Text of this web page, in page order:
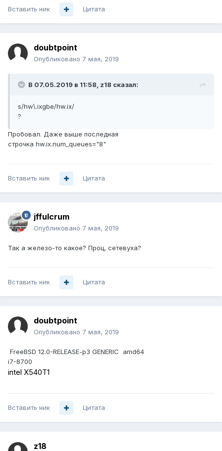
Вставить ник Цитата
doubtpoint
Опубликовано 7 мая, 2019
В 07.05.2019 в 11:58, z18 сказал:
s/hw\.ixgbe/hw.ix/
?
Пробовал. Даже выше последная
строчка hw.ix.num_queues="8"
Вставить ник Цитата
jffulcrum
Опубликовано 7 мая, 2019
Так а железо-то какое? Проц, сетевуха?
Вставить ник Цитата
doubtpoint
Опубликовано 7 мая, 2019
FreeBSD 12.0-RELEASE-p3 GENERIC amd64
i7-8700
intel X540T1
Вставить ник Цитата
z18